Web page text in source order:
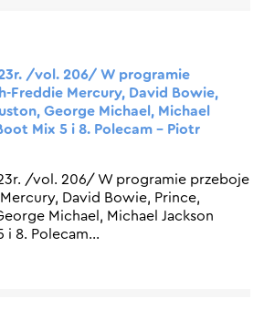
/vol. 206/ W programie
Freddie Mercury, David Bowie,
George Michael, Michael
Mix 5 i 8. Polecam – Piotr
/vol. 206/ W programie przeboje
David Bowie, Prince,
Michael, Michael Jackson
i 8. Polecam…